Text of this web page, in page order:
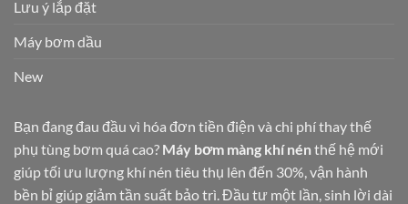
Lưu ý lắp đặt
Máy bơm dầu
New
Bạn đang đau đầu vì hóa đơn tiền điện và chi phí thay thế
phụ tùng bơm quá cao? Máy bơm màng khí nénthế hệ mới
giúp tối ưu lượng khí nén tiêu thụ lên đến 30%, vận hành
bền bỉ giúp giảm tần suất bảo trì. Đầu tư một lần, sinh lời dài